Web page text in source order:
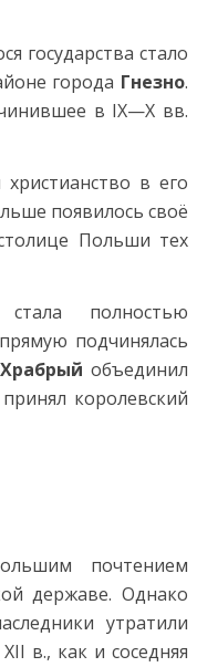
государства стало
города Гнезно.
в IX—X вв.
христианство в его
появилось своё
Польши тех
полностью
подчинялась
объединил
королевский
почтением
державе. Однако
утратили
в., как и соседняя